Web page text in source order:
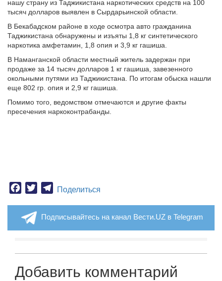
нашу страну из Таджикистана наркотических средств на 100
тысяч долларов выявлен в Сырдарьинской области.
В Бекабадском районе в ходе осмотра авто гражданина
Таджикистана обнаружены и изъяты 1,8 кг синтетического
наркотика амфетамин, 1,8 опия и 3,9 кг гашиша.
В Наманганской области местный житель задержан при
продаже за 14 тысяч долларов 1 кг гашиша, завезенного
окольными путями из Таджикистана. По итогам обыска нашли
еще 802 гр. опия и 2,9 кг гашиша.
Помимо того, ведомством отмечаются и другие факты
пресечения наркоконтрабанды.
Facebook
TwitterTelegram
Поделиться
Подписывайтесь на канал Вести.UZ в Telegram
Добавить комментарий